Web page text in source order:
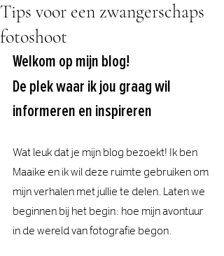
Tips voor een zwangerschaps
fotoshoot
Welkom op mijn blog!
De plek waar ik jou graag wil
informeren en inspireren
Wat leuk dat je mijn blog bezoekt! Ik ben
Maaike en ik wil deze ruimte gebruiken om
mijn verhalen met jullie te delen. Laten we
beginnen bij het begin: hoe mijn avontuur
in de wereld van fotografie begon.